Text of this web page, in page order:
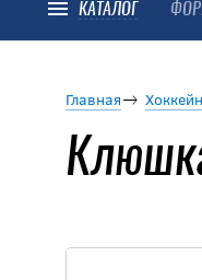
КАТАЛОГ
Главная